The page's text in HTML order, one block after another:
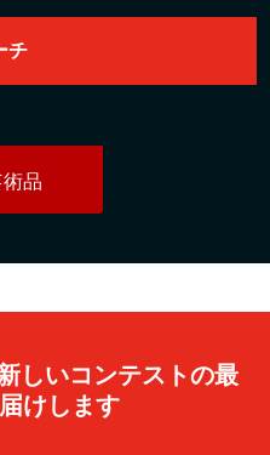
品
しいコンテストの最
けします